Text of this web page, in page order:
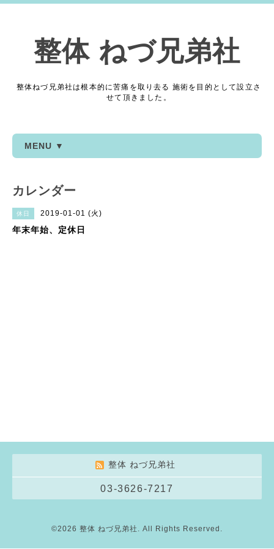
整体 ねづ兄弟社
整体ねづ兄弟社は根本的に苦痛を取り去る 施術を目的として設立さ
せて頂きました。
MENU ▼
カレンダー
休日 2019-01-01 (火)
年末年始、定休日
整体 ねづ兄弟社
03-3626-7217
©2026 整体 ねづ兄弟社 . All Rights Reserved.